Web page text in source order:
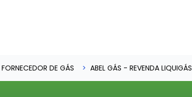
FORNECEDOR DE GÁS ABEL GÁS - REVENDA LIQUIGÁS